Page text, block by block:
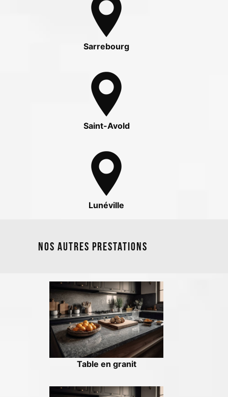
Sarrebourg
Saint-Avold
Lunéville
Nos autres prestations
Table en granit